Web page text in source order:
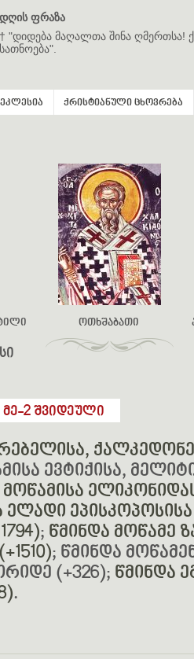
დღის ფრაზა
† "დიდება მაღალთა შინა ღმერთსა!
სათნოება".
ეკლესია ქრისტიანული ცხოვრება
ოთხშაბათი
2 შვიდეული
ევტიქისა,
მოწამისა
; წმინდა მოწამე
; წმინდა
(+326); წმინდა
.